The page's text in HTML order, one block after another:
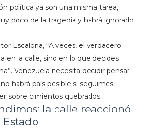
política ya son una misma tarea,
poco de la tragedia y habrá ignorado
Escalona, “A veces, el verdadero
en la calle, sino en lo que decides
Venezuela necesita decidir pensar
habrá país posible si seguimos
sobre cimientos quebrados.
la calle reaccionó